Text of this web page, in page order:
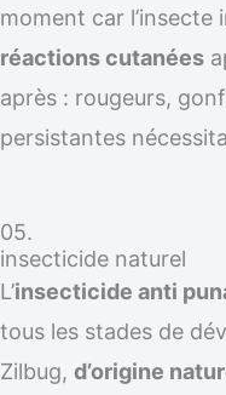
moment car l’insecte
réactions cutanées
après : rougeurs,
persistantes
05.
insecticide naturel
L’insecticide anti
tous les stades de
Zilbug, d’origine